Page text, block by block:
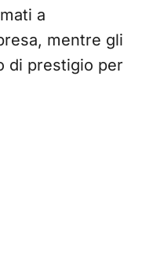
a
mentre gli
di prestigio per